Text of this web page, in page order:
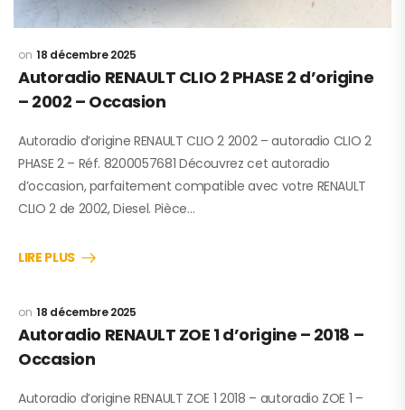
18 décembre 2025
Autoradio RENAULT CLIO 2 PHASE 2 d’origine
– 2002 – Occasion
Autoradio d’origine RENAULT CLIO 2 2002 – autoradio CLIO 2
PHASE 2 – Réf. 8200057681 Découvrez cet autoradio
d’occasion, parfaitement compatible avec votre RENAULT
CLIO 2 de 2002, Diesel. Pièce…
LIRE PLUS
18 décembre 2025
Autoradio RENAULT ZOE 1 d’origine – 2018 –
Occasion
Autoradio d’origine RENAULT ZOE 1 2018 – autoradio ZOE 1 –